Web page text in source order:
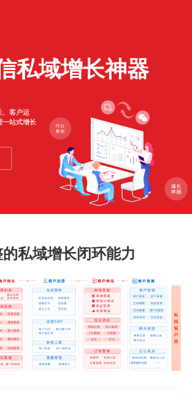
私域增长神器
、客户运
一站式增长
私域增长闭环能力